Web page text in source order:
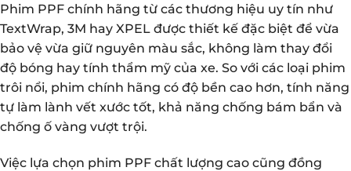
Phim PPF chính hãng từ các thương hiệu uy tín như
TextWrap, 3M hay XPEL được thiết kế đặc biệt để vừa
bảo vệ vừa giữ nguyên màu sắc, không làm thay đổi
độ bóng hay tính thẩm mỹ của xe. So với các loại phim
trôi nổi, phim chính hãng có độ bền cao hơn, tính năng
tự làm lành vết xước tốt, khả năng chống bám bẩn và
chống ố vàng vượt trội.
Việc lựa chọn phim PPF chất lượng cao cũng đồng